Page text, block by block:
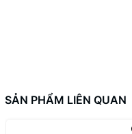
SẢN PHẨM LIÊN QUAN